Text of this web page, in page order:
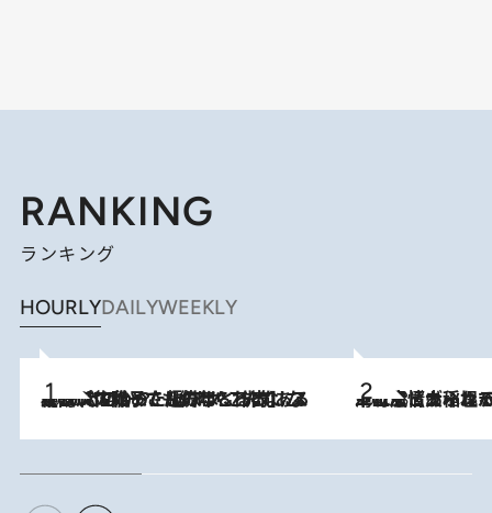
RANKING
ランキング
HOURLYDAILYWEEKLY
2026.8.5
【阿川佐和子さんの年とる力】なぜ70代で始めた趣味は“こんなに楽しい”のか？ ピアノ、俳句…スランプに陥っても続けられる“ある秘訣”とは 2026.8.5
下町風情あふれる台北屈指の人気エリア・大稲埕でセンスのいい台湾土産《ヴ